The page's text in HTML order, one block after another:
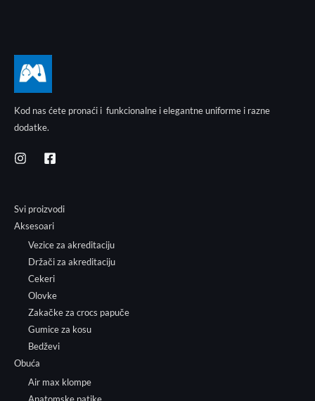
Kod nas ćete pronaći i funkcionalne i elegantne uniforme i razne
dodatke.
Svi proizvodi
Aksesoari
Vezice za akreditaciju
Držači za akreditaciju
Cekeri
Olovke
Zakačke za crocs papuče
Gumice za kosu
Bedževi
Obuća
Air max klompe